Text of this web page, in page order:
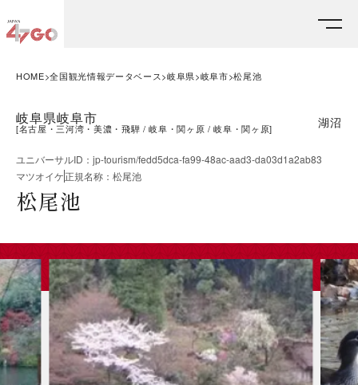
HOME 全国観光情報データベース 岐阜県 岐阜市 松尾池
岐阜県岐阜市
[名古屋・三河湾・美濃・飛騨 岐阜・関ヶ原 岐阜・関ヶ原] 湖沼
ユニバーサルID ： jp-tourism/fedd5dca-fa99-48ac-aad3-da03d1a2ab83
マツオイケ正規名称 ： 松尾池
松尾池